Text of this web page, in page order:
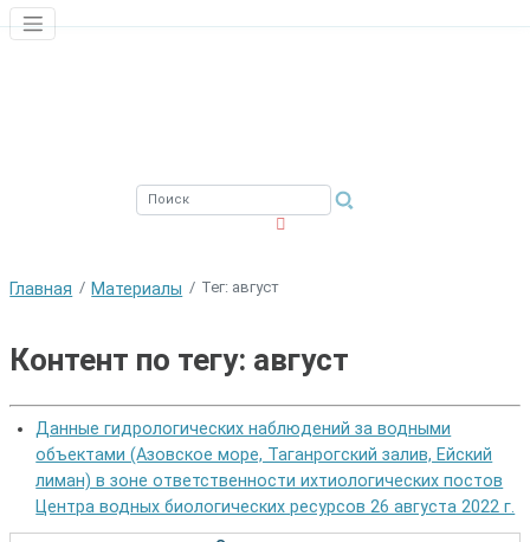
Главная Материалы Тег: август
Контент по тегу: август
Данные гидрологических наблюдений за водными
объектами (Азовское море, Таганрогский залив, Ейский
лиман) в зоне ответственности ихтиологических постов
Центра водных биологических ресурсов 26 августа 2022 г.